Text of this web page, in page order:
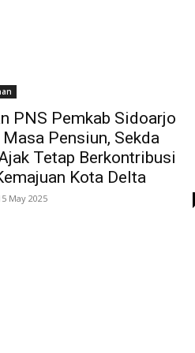
PNS Pemkab Sidoarjo
Pensiun, Sekda
Tetap Berkontribusi
Kota Delta
May 2025